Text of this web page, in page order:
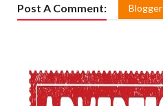
Post A Comment: Blogger